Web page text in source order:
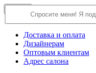
О компании
Доставка и оплата
Дизайнерам
Оптовым клиентам
Адрес салона